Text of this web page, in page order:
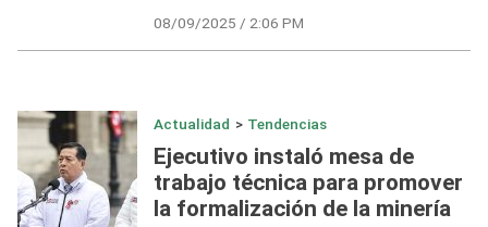
08/09/2025 / 2:06 PM
Actualidad > Tendencias
Ejecutivo instaló mesa de
trabajo técnica para promover
la formalización de la minería